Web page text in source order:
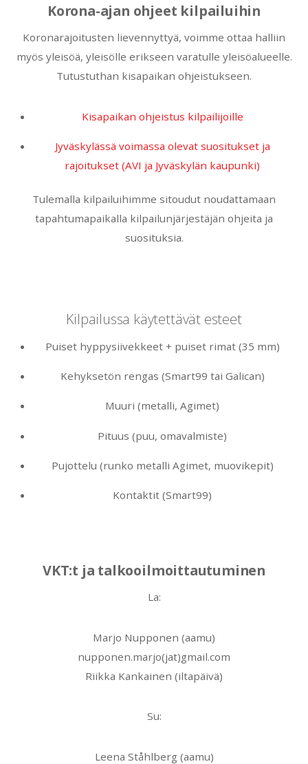
Korona-ajan ohjeet kilpailuihin
Koronarajoitusten lievennyttyä, voimme ottaa halliin
myös yleisöä, yleisölle erikseen varatulle yleisöalueelle.
Tutustuthan kisapaikan ohjeistukseen.
Kisapaikan ohjeistus kilpailijoille
Jyväskylässä voimassa olevat suositukset ja
rajoitukset (AVI ja Jyväskylän kaupunki)
Tulemalla kilpailuihimme sitoudut noudattamaan
tapahtumapaikalla kilpailunjärjestäjän ohjeita ja
suosituksia.
Kilpailussa käytettävät esteet
Puiset hyppysiivekkeet + puiset rimat (35 mm)
Kehyksetön rengas (Smart99 tai Galican)
Muuri (metalli, Agimet)
Pituus (puu, omavalmiste)
Pujottelu (runko metalli Agimet, muovikepit)
Kontaktit (Smart99)
VKT:t ja talkooilmoittautuminen
La:
Marjo Nupponen (aamu)
nupponen.marjo(jat)gmail.com
Riikka Kankainen (iltapäivä)
Su:
Leena Ståhlberg (aamu)